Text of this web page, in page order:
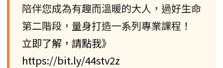
陪伴您成為有趣而溫暖的大人，過好生命
第二階段，量身打造一系列專業課程！
立即了解，請點我》
https://bit.ly/44stv2z